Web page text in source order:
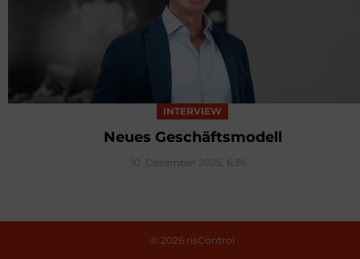
INTERVIEW
Neues Geschäftsmodell
10. Dezember 2025, 6:36
© 2026 risControl